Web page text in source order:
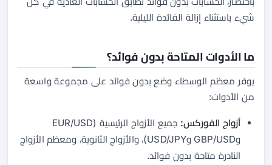
شيء باستثناء إزالة الفائدة الليلية.
ما الأدوات المتاحة بدون فوائد؟
يوفر معظم الوسطاء وضع بدون فوائد على مجموعة واسعة
من الأدوات:
أزواج الفوركس:
جميع الأزواج الرئيسية (EUR/USD
وGBP/USD وUSD/JPY)، والأزواج الثانوية، ومعظم الأزواج
النادرة متاحة بدون فوائد.